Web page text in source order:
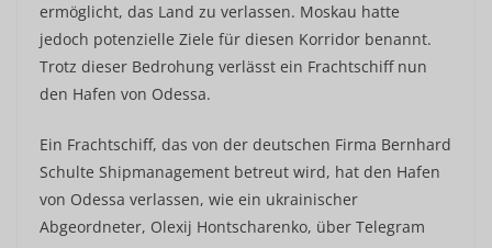
ermöglicht, das Land zu verlassen. Moskau hatte
jedoch potenzielle Ziele für diesen Korridor benannt.
Trotz dieser Bedrohung verlässt ein Frachtschiff nun
den Hafen von Odessa.
Ein Frachtschiff, das von der deutschen Firma Bernhard
Schulte Shipmanagement betreut wird, hat den Hafen
von Odessa verlassen, wie ein ukrainischer
Abgeordneter, Olexij Hontscharenko, über Telegram